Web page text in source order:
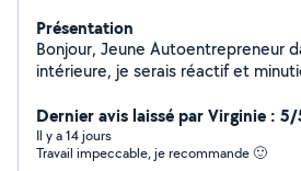
Présentation
Bonjour, Jeune Autoentrepreneur dans la rénovation
intérieure, je serais réactif et
Dernier avis laissé par Virginie : 5/
Il y a 14 jours
Travail impeccable, je recommande 🙂